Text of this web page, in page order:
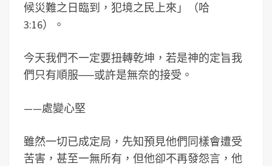
候災難之日臨到，犯境之民上來」（哈
3:16）。
今天我們不一定要扭轉乾坤，若是神的定旨我
們只有順服──或許是無奈的接受。
——處變心堅
雖然一切已成定局，先知預見他們同樣會遭受
苦害，甚至一無所有，但他卻不再發怨言，他